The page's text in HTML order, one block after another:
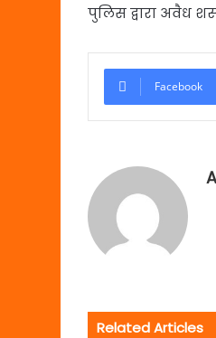
पुलिस द्वारा अवैध
Facebook
Related Articles